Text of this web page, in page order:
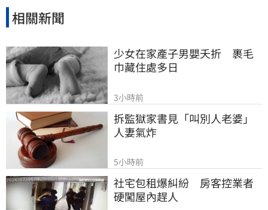
相關新聞
少女在家產子男嬰夭折　裹毛
巾藏住處多日
3小時前
拆監獄家書見「叫別人老婆」
人妻氣炸
5小時前
社宅包租爆糾紛　房客控業者
硬闖屋內趕人